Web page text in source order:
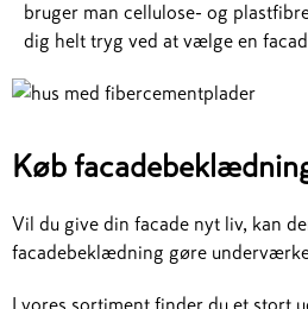
bruger man cellulose- og
dig helt tryg ved at vælge en
Køb
Vil du give din facade nyt liv, kan
facadebeklædning gøre
I vores sortiment finder du et stort